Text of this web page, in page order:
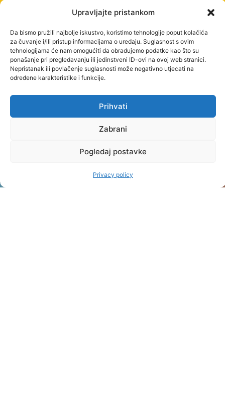
Upravljajte pristankom
Da bismo pružili najbolje iskustvo, koristimo tehnologije poput kolačića
za čuvanje i/ili pristup informacijama o uređaju. Suglasnost s ovim
tehnologijama će nam omogućiti da obrađujemo podatke kao što su
ponašanje pri pregledavanju ili jedinstveni ID-ovi na ovoj web stranici.
Nepristanak ili povlačenje suglasnosti može negativno utjecati na
određene karakteristike i funkcije.
Prihvati
Zabrani
Pogledaj postavke
Privacy policy